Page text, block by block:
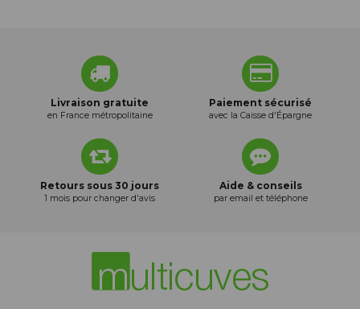
Livraison gratuite
en France métropolitaine
Paiement sécurisé
avec la Caisse d'Épargne
Retours sous 30 jours
1 mois pour changer d'avis
Aide & conseils
par email et téléphone